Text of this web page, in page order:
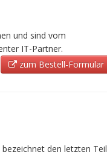
und sind vom
IT-Partner.
zum Bestell-Formular
den letzten Teil